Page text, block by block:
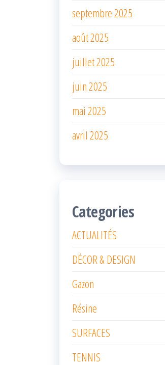
septembre 2025
août 2025
juillet 2025
juin 2025
mai 2025
avril 2025
Categories
ACTUALITÉS
DÉCOR & DESIGN
Gazon
Résine
SURFACES
TENNIS